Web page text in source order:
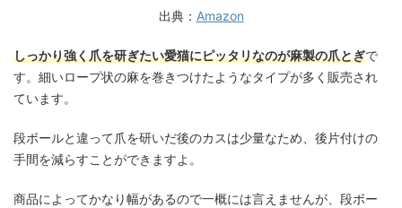
出典： Amazon
しっかり強く爪を研ぎたい愛猫にピッタリなのが麻製の爪とぎで
す。細いロープ状の麻を巻きつけたようなタイプが多く販売され
ています。
段ボールと違って爪を研いだ後のカスは少量なため、後片付けの
手間を減らすことができますよ。
商品によってかなり幅があるので一概には言えませんが、段ボー